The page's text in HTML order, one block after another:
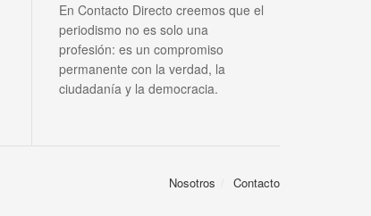
En Contacto Directo creemos que el
periodismo no es solo una
profesión: es un compromiso
permanente con la verdad, la
ciudadanía y la democracia.
Nosotros Contacto